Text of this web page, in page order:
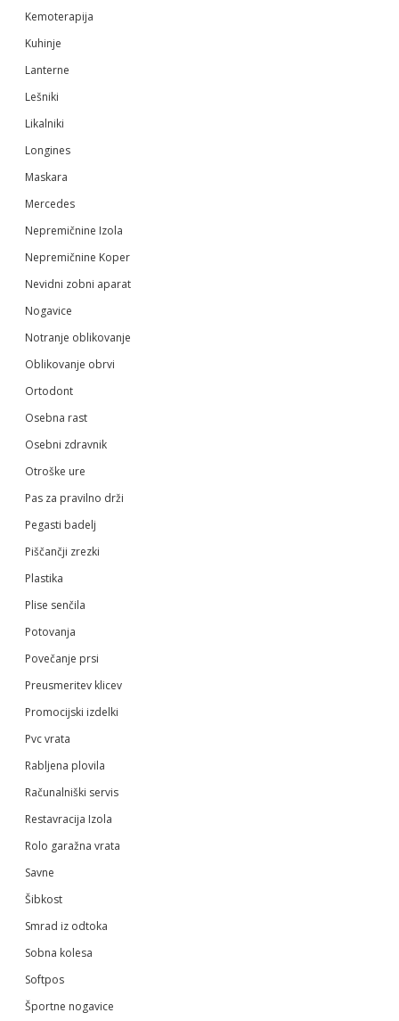
Kemoterapija
Kuhinje
Lanterne
Lešniki
Likalniki
Longines
Maskara
Mercedes
Nepremičnine Izola
Nepremičnine Koper
Nevidni zobni aparat
Nogavice
Notranje oblikovanje
Oblikovanje obrvi
Ortodont
Osebna rast
Osebni zdravnik
Otroške ure
Pas za pravilno drži
Pegasti badelj
Piščančji zrezki
Plastika
Plise senčila
Potovanja
Povečanje prsi
Preusmeritev klicev
Promocijski izdelki
Pvc vrata
Rabljena plovila
Računalniški servis
Restavracija Izola
Rolo garažna vrata
Savne
Šibkost
Smrad iz odtoka
Sobna kolesa
Softpos
Športne nogavice